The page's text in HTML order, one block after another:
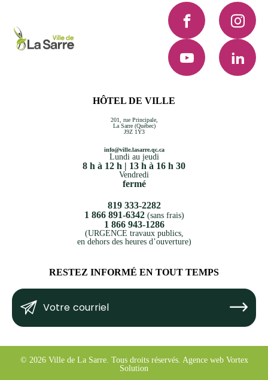
HÔTEL DE VILLE
201, rue Principale,
La Sarre (Québec)
J9Z 1Y3
info@ville.lasarre.qc.ca
Lundi au jeudi
8 h à 12 h | 13 h à 16 h 30
Vendredi
fermé
819 333-2282
1 866 891-6342(sans frais)
1 866 943-1286
(URGENCE travaux publics,
en dehors des heures d’ouverture)
RESTEZ INFORMÉ EN TOUT TEMPS
Votre
courriel
(Nécessaire)
Submit
Facebook
YouTube
© 2026 Ville de La Sarre. Tous droits réservés. Agence web Vortex
Solution